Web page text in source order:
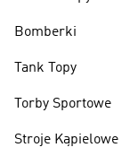
Bomberki
Tank Topy
Torby Sportowe
Stroje Kąpielowe